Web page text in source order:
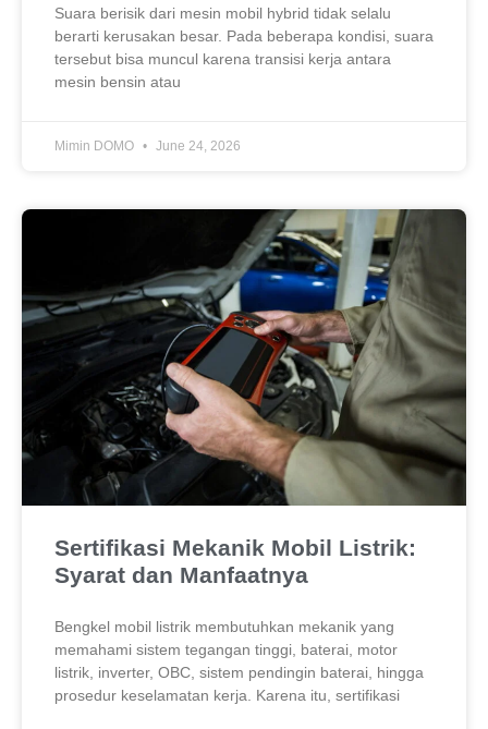
Suara berisik dari mesin mobil hybrid tidak selalu
berarti kerusakan besar. Pada beberapa kondisi, suara
tersebut bisa muncul karena transisi kerja antara
mesin bensin atau
Mimin DOMO June 24, 2026
Sertifikasi Mekanik Mobil Listrik:
Syarat dan Manfaatnya
Bengkel mobil listrik membutuhkan mekanik yang
memahami sistem tegangan tinggi, baterai, motor
listrik, inverter, OBC, sistem pendingin baterai, hingga
prosedur keselamatan kerja. Karena itu, sertifikasi